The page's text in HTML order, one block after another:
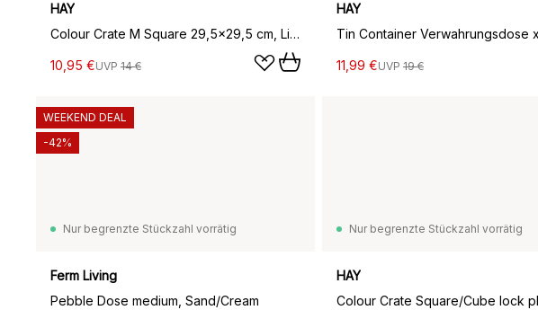
HAY
Colour Crate M Square 29,5x29,5 cm, Light yellow
10,95 €UVP 14 €
HAY
11,99 €UVP 19 €
Nur begrenzte Stückzahl vorrätig
Ferm Living
Pebble Dose medium, Sand/Cream
WEEKEND DEAL
-42%
Nur begrenzte Stückzahl vorrätig
HAY